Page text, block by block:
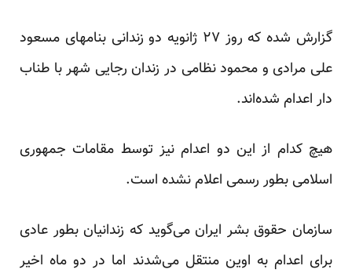
گزارش شده که روز ۲۷ ژانویە دو زندانی بنامهای مسعود
علی مرادی و محمود نظامی در زندان رجایی شهر با طناب
دار اعدام شدەاند.
هیچ کدام از این دو اعدام نیز توسط مقامات جمهوری
اسلامی بطور رسمی اعلام نشدە است.
سازمان حقوق بشر ایران می‌گوید که زندانیان بطور عادی
برای اعدام به اوین منتقل می‌شدند اما در دو ماه اخیر